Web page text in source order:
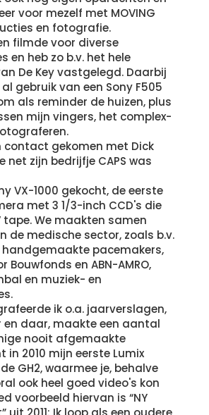
voor mezelf met MOVING
en fotografie.
filmde voor diverse
en heb zo b.v. het hele
De Key vastgelegd. Daarbij
gebruik van een Sony F505
als reminder de huizen, plus
mijn vingers, het complex-
contact gekomen met Dick
net zijn bedrijfje CAPS was
VX-1000 gekocht, de eerste
met 3 1/3-inch CCD's die
tape. We maakten samen
de medische sector, zoals b.v.
pacemakers,
Bouwfonds en ABN-AMRO,
en muziek- en
ik o.a. jaarverslagen,
en daar, maakte een aantal
nooit afgemaakte
in 2010 mijn eerste Lumix
GH2, waarmee je, behalve
ook heel goed video's kon
voorbeeld hiervan is “NY